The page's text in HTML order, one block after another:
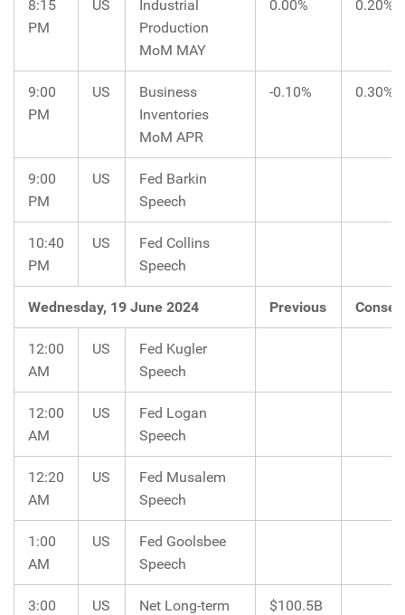
8:15
PM
US
Industrial
Production
MoM MAY
0.00% 0.20%
9:00
PM
US
Business
Inventories
MoM APR
-0.10% 0.30%
9:00
PM
US
Fed Barkin
Speech
10:40
PM
US
Fed Collins
Speech
Wednesday, 19 June 2024 Previous
12:00
AM
US
Fed Kugler
Speech
12:00
AM
US
Fed Logan
Speech
12:20
AM
US
Fed Musalem
Speech
1:00
AM
US
Fed Goolsbee
Speech
3:00
US
Net Long-term
$100.5B